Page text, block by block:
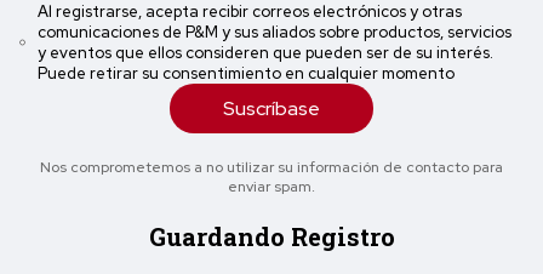
Al registrarse, acepta recibir correos electrónicos y otras
comunicaciones de P&M y sus aliados sobre productos, servicios
y eventos que ellos consideren que pueden ser de su interés.
Puede retirar su consentimiento en cualquier momento
Suscríbase
Nos comprometemos a no utilizar su información de contacto para
enviar spam.
Guardando Registro